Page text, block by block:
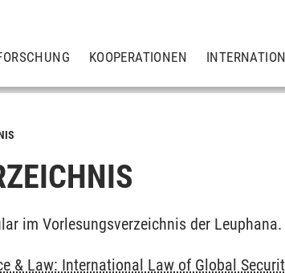
KOOPERATIONEN
im Vorlesungsverzeichnis der Leuphana.
& Law: International Law of Global